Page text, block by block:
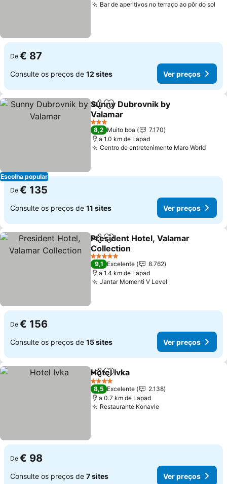
Bar de aperitivos no terraço ao pôr do sol
De € 87
Consulte os preços de 12 sites Ver preços
Escolha popular
PartilharAdicionar aos favoritos
Sunny Dubrovnik by
Valamar
Ver preços
3 Estrelas
8,2 Muito boa
7.170
a 1.0 km de Lapad
Centro de entretenimento Maro WorldVer
De € 135
Consulte os preços de 11 sites Ver preços
PartilharAdicionar aos favoritos
President Hotel, Valamar
Collection
Ver preços
5 Estrelas
9,1 Excelente
8.762
a 1.4 km de Lapad
Jantar Momenti V Level
De € 156
Consulte os preços de 15 sites Ver preços
PartilharAdicionar aos favoritos
Hotel Ivka
4 Estrelas
8,5 Excelente
2.138
a 0.7 km de Lapad
Restaurante KonavleVer preços
De € 98
Consulte os preços de 7 sites Ver preços